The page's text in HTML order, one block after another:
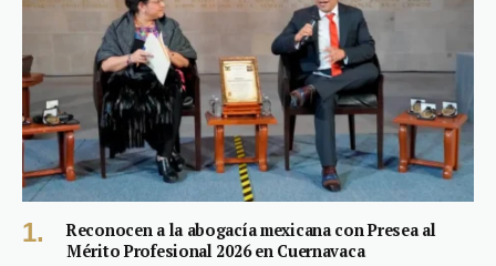
Reconocen a la abogacía mexicana con Presea al
Mérito Profesional 2026 en Cuernavaca